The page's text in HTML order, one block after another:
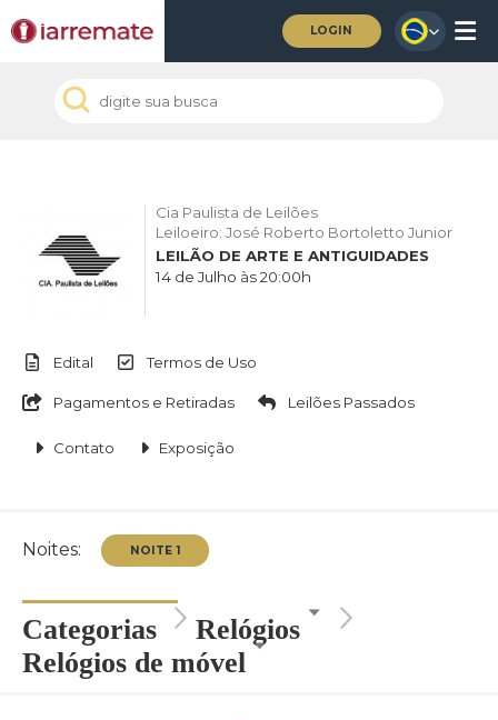
LOGIN
Cia Paulista de Leilões
Leiloeiro: José Roberto Bortoletto Junior
LEILÃO DE ARTE E ANTIGUIDADES
14 de Julho às 20:00h
Edital Termos de Uso
Pagamentos e Retiradas Leilões Passados
Contato Exposição
Noites:
Categorias
Relógios
Relógios de móvel